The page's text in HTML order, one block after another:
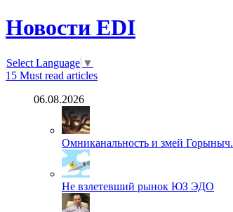
Новости EDI
Select Language ▼
15 Must read articles
06.08.2026
Омниканальность и змей Горыныч.
Не взлетевший рынок ЮЗ ЭДО